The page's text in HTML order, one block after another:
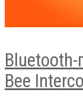
Bluetooth-
Bee